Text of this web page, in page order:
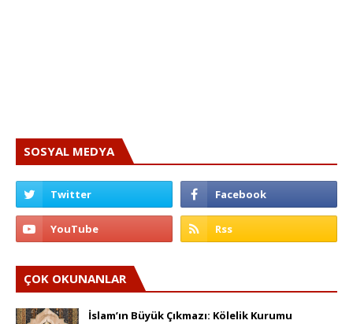
SOSYAL MEDYA
ÇOK OKUNANLAR
İslam’ın Büyük Çıkmazı: Kölelik Kurumu